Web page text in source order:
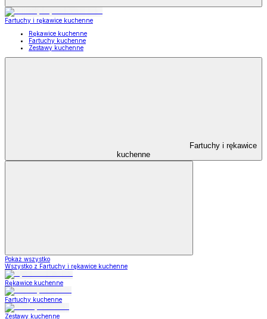
Fartuchy i rękawice kuchenne
Rękawice kuchenne
Fartuchy kuchenne
Zestawy kuchenne
Fartuchy i rękawice
kuchenne
Pokaż wszystko
Wszystko z Fartuchy i rękawice kuchenne
Rękawice kuchenne
Fartuchy kuchenne
Zestawy kuchenne